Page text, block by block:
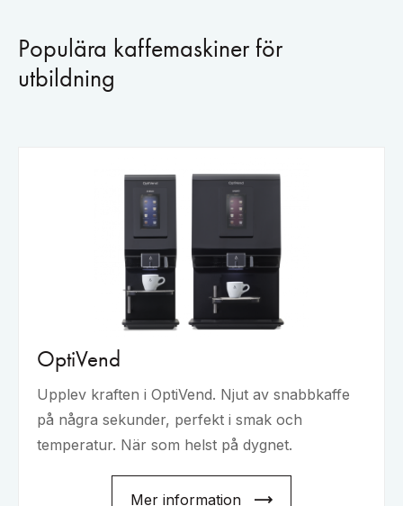
Populära kaffemaskiner för
utbildning
OptiVend
Upplev kraften i OptiVend. Njut av snabbkaffe
på några sekunder, perfekt i smak och
temperatur. När som helst på dygnet.
Mer information